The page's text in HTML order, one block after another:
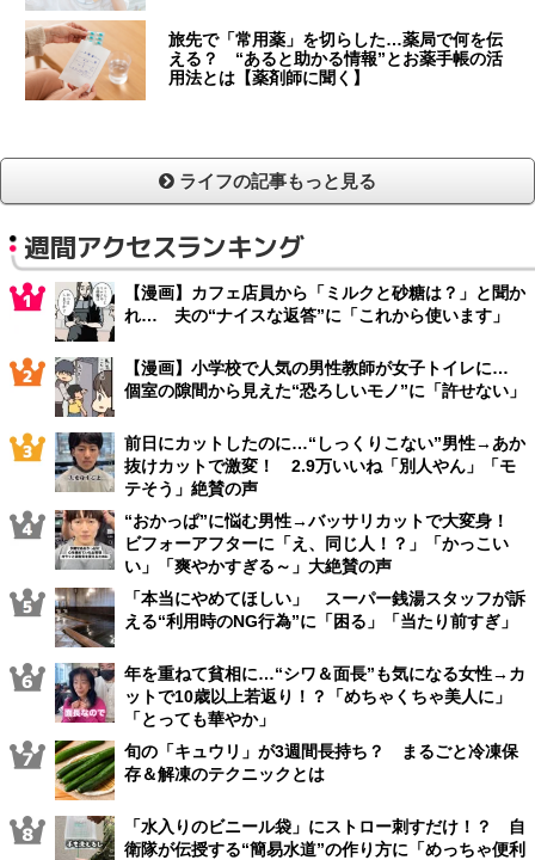
旅先で「常用薬」を切らした…薬局で何を伝
える？ “あると助かる情報”とお薬手帳の活
用法とは【薬剤師に聞く】
ライフの記事もっと見る
週間アクセスランキング
【漫画】カフェ店員から「ミルクと砂糖は？」と聞か
れ… 夫の“ナイスな返答”に「これから使います」
【漫画】小学校で人気の男性教師が女子トイレに…
個室の隙間から見えた“恐ろしいモノ”に「許せない」
前日にカットしたのに…“しっくりこない”男性→あか
抜けカットで激変！ 2.9万いいね「別人やん」「モ
テそう」絶賛の声
“おかっぱ”に悩む男性→バッサリカットで大変身！
ビフォーアフターに「え、同じ人！？」「かっこい
い」「爽やかすぎる～」大絶賛の声
「本当にやめてほしい」 スーパー銭湯スタッフが訴
える“利用時のNG行為”に「困る」「当たり前すぎ」
年を重ねて貧相に…“シワ＆面長”も気になる女性→カ
ットで10歳以上若返り！？「めちゃくちゃ美人に」
「とっても華やか」
旬の「キュウリ」が3週間長持ち？ まるごと冷凍保
存＆解凍のテクニックとは
「水入りのビニール袋」にストロー刺すだけ！？ 自
衛隊が伝授する“簡易水道”の作り方に「めっちゃ便利